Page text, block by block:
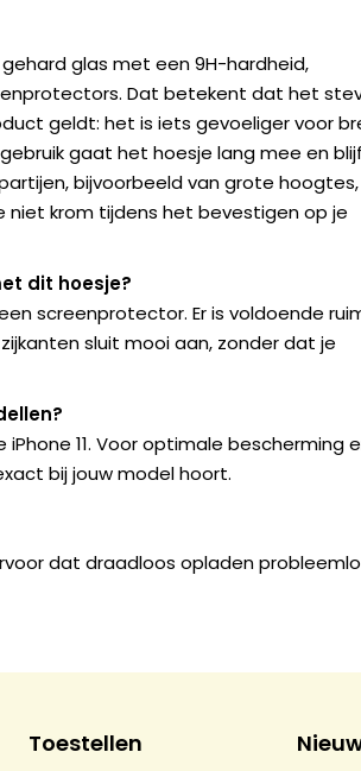
glas met een 9H-hardheid,
Dat betekent dat het
geldt: het is iets gevoeliger voor
gaat het hoesje lang mee en
bijvoorbeeld van grote
niet krom tijdens het bevestigen op je
dit hoesje?
screenprotector. Er is voldoende
sluit mooi aan, zonder dat je
11. Voor optimale bescherming
bij jouw model hoort.
dat draadloos opladen
Toestellen